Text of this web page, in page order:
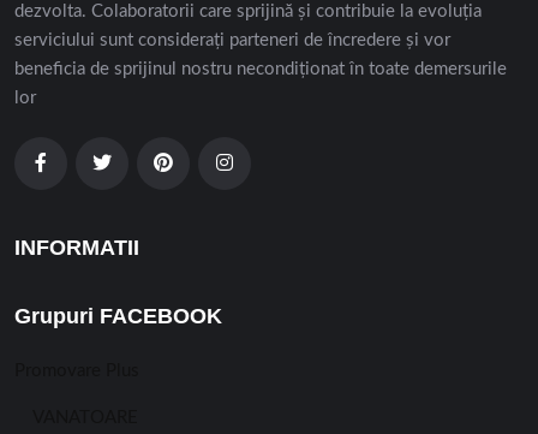
dezvolta. Colaboratorii care sprijină și contribuie la evoluția
serviciului sunt considerați parteneri de încredere și vor
beneficia de sprijinul nostru necondiționat în toate demersurile
lor
INFORMATII
Grupuri FACEBOOK